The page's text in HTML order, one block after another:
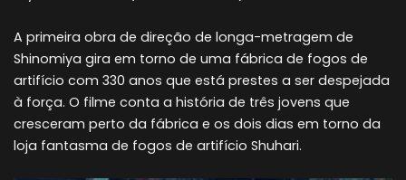
A primeira obra de direção de longa-metragem de
Shinomiya gira em torno de uma fábrica de fogos de
artifício com 330 anos que está prestes a ser despejada
à força. O filme conta a história de três jovens que
cresceram perto da fábrica e os dois dias em torno da
loja fantasma de fogos de artifício Shuhari.